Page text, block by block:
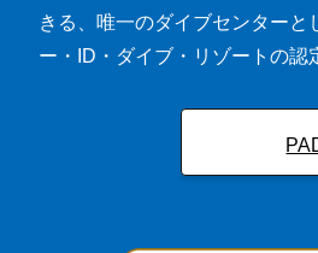
きる、唯一のダイブセンターと
ー・ID・ダイブ・リゾートの認